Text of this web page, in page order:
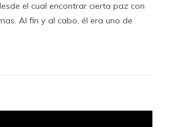
el cual encontrar cierta paz con
Al fin y al cabo, él era uno de